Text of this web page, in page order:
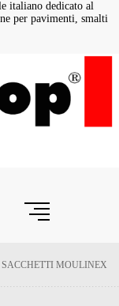
italiano dedicato al
per pavimenti, smalti
SACCHETTI MOULINEX